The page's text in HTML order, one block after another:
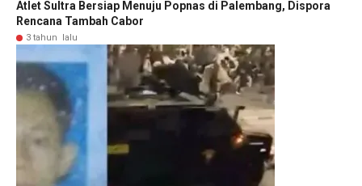
Atlet Sultra Bersiap Menuju Popnas di Palembang, Dispora
Rencana Tambah Cabor
3 tahun lalu